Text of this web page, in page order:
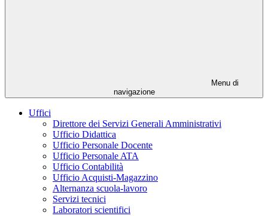
Menu di
navigazione
Uffici
Direttore dei Servizi Generali Amministrativi
Ufficio Didattica
Ufficio Personale Docente
Ufficio Personale ATA
Ufficio Contabilità
Ufficio Acquisti-Magazzino
Alternanza scuola-lavoro
Servizi tecnici
Laboratori scientifici